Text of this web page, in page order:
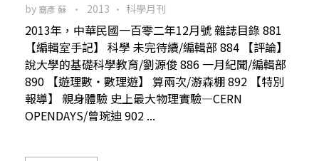
by 裔彥 蘇 2013 科學月刊
2013年，中華民國一百零二年12月號 雜誌目錄 881
【編輯室手記】 科學 未完待續/編輯部 884 【評論】
說大學的基礎科學教育/劉源俊 886 一月紀聞/編輯部
890 【遊理數‧數理遊】 算兩次/游森棚 892 【特別
報導】 親身體驗 史上最大物理實驗—CERN
OPENDAYS/曾琬迪 902 ...